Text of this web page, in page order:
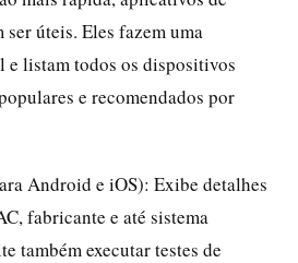
ser úteis. Eles fazem uma
e listam todos os dispositivos
e recomendados por
Android e iOS): Exibe detalhes
fabricante e até sistema
também executar testes de